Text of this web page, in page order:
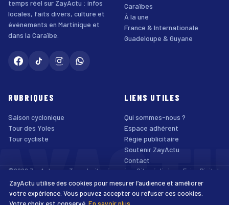
temps réel sur ZayActu : infos
locales, faits divers, culture et
événements en Martinique et
dans la Caraïbe.
Caraïbes
À la une
France & Internationale
Guadeloupe & Guyane
RUBRIQUES
Saison cyclonique
Tour des Yoles
Tour cycliste
LIENS UTILES
Qui sommes-nous ?
Espace adhérent
Régie publicitaire
Soutenir ZayActu
Contact
©2026 ZayActu.org. Tous droits réservés. · Site réalisé par Enjoy Digital
Agency
Mentions légales
Confidentialité Cookies Accessibilité
ZayActu utilise des cookies pour mesurer l’audience et améliorer
votre expérience. Vous pouvez accepter ou refuser ces cookies.
Votre choix est conservé. En savoir plus